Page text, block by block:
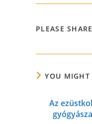
PLEASE
YOU MIGHT
Az